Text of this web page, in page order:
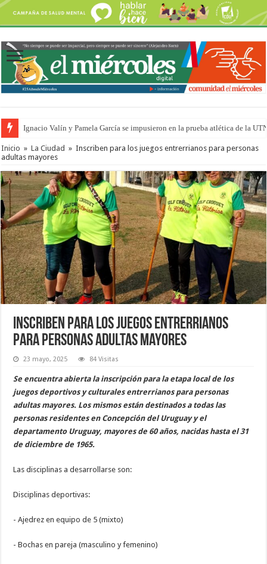
Ignacio Valín y Pamela García se impusieron en la prueba atlética de la
Inicio » La Ciudad » Inscriben para los juegos entrerrianos para personas
adultas mayores
Inscriben para los juegos entrerrianos
para personas adultas mayores
23 mayo, 2025 84 Visitas
Se encuentra abierta la inscripción para la etapa local de los
juegos deportivos y culturales entrerrianos para personas
adultas mayores. Los mismos están destinados a todas las
personas residentes en Concepción del Uruguay y el
departamento Uruguay, mayores de 60 años, nacidas hasta el 31
de diciembre de 1965.
Las disciplinas a desarrollarse son:
Disciplinas deportivas:
- Ajedrez en equipo de 5 (mixto)
- Bochas en pareja (masculino y femenino)